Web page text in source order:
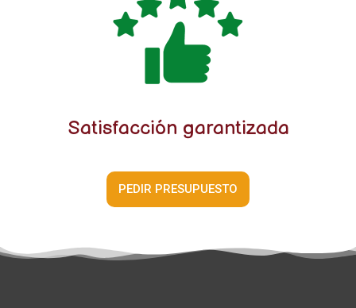
Satisfacción garantizada
PEDIR PRESUPUESTO